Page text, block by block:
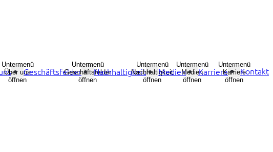
Untermenü
Über uns
öffnen
Geschäftsfelder
Untermenü
Geschäftsfelder
öffnen
Nachhaltigkeit
Untermenü
Nachhaltigkeit
öffnen
Medien
Untermenü
Medien
öffnen
Karriere
Untermenü
Karriere
öffnen
Kontakt